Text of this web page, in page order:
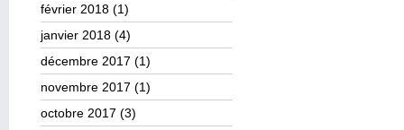
février 2018 (1)
janvier 2018 (4)
décembre 2017 (1)
novembre 2017 (1)
octobre 2017 (3)